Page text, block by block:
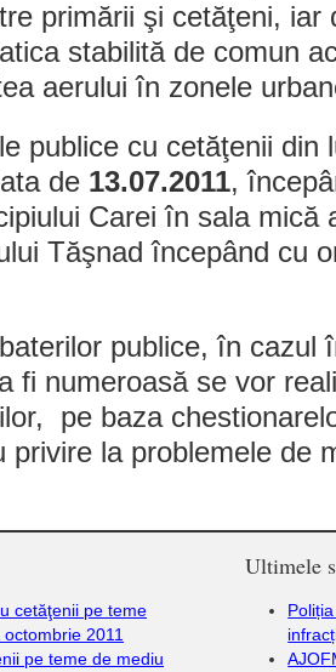
primării şi cetăţeni, iar
stabilită de comun
aerului în zonele
publice cu cetăţenii din
de 13.07.2011,
Carei în sala
Tăşnad începând cu
publice, în cazul
fi numeroasă se vor
pe baza
la problemele de
cetăţenii pe teme
2011
pe teme de mediu
Ultimele